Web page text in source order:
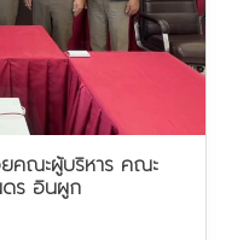
คณะผู้บริหาร คณะ
ดร อินผูก